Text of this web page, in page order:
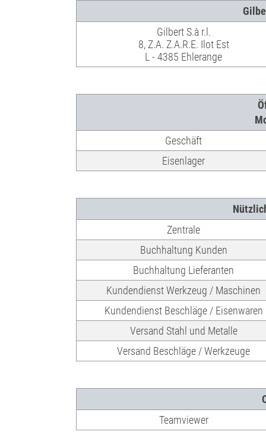
Gilbert S.à r.l.
8, Z.A. Z.A.R.E. Ilot Est
L - 4385 Ehlerange
Geschäft
Eisenlager
Zentrale
Buchhaltung Kunden
Buchhaltung Lieferanten
Kundendienst Werkzeug / Maschinen
Kundendienst Beschläge / Eisenwaren
Versand Stahl und Metalle
Versand Beschläge / Werkzeuge
Teamviewer